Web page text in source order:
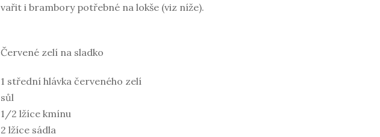
vařit i brambory potřebné na lokše (viz níže).
Červené zelí na sladko
1 střední hlávka červeného zelí
sůl
1/2 lžíce kmínu
2 lžíce sádla